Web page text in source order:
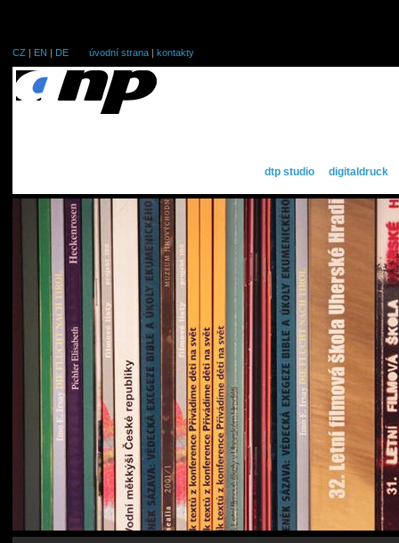
CZ | EN | DE úvodní strana | kontakty
dtp studio digitaldruck